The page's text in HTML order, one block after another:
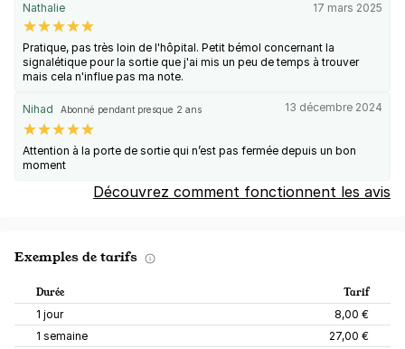
Nathalie 17 mars 2025
Pratique, pas très loin de l'hôpital. Petit bémol concernant la
signalétique pour la sortie que j'ai mis un peu de temps à trouver
mais cela n'influe pas ma note.
Nihad Abonné pendant presque 2 ans 13 décembre 2024
Attention à la porte de sortie qui n’est pas fermée depuis un bon
moment
Découvrez comment fonctionnent les avis
Exemples de tarifs
Durée Tarif
1 jour
8,00 €
1 semaine
27,00 €